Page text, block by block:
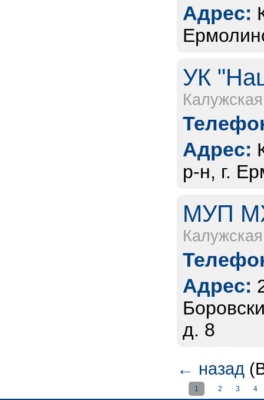
Адрес:
УК
Адрес:
р-н, г.
МУП
Адрес:
д. 8
← назад
1 2 3 4